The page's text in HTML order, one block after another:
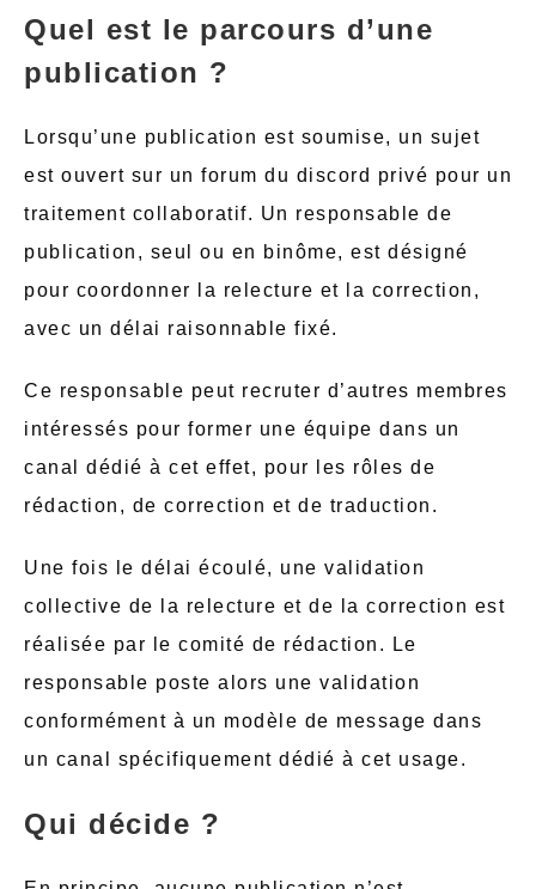
Quel est le parcours d’une
publication ?
Lorsqu’une publication est soumise, un sujet
est ouvert sur un forum du discord privé pour un
traitement collaboratif. Un responsable de
publication, seul ou en binôme, est désigné
pour coordonner la relecture et la correction,
avec un délai raisonnable fixé.
Ce responsable peut recruter d’autres membres
intéressés pour former une équipe dans un
canal dédié à cet effet, pour les rôles de
rédaction, de correction et de traduction.
Une fois le délai écoulé, une validation
collective de la relecture et de la correction est
réalisée par le comité de rédaction. Le
responsable poste alors une validation
conformément à un modèle de message dans
un canal spécifiquement dédié à cet usage.
Qui décide ?